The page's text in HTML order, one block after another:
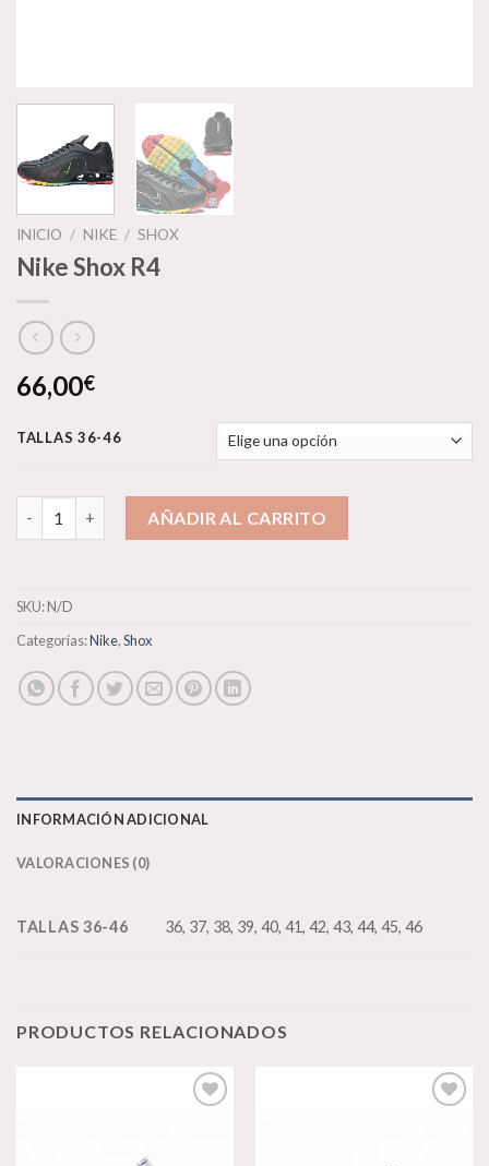
INICIO / NIKE / SHOX
Nike Shox R4
66,00€
TALLAS 36-46
Nike Shox R4 cantidadAÑADIR AL CARRITO
SKU:N/D
Categorías:Nike,Shox
INFORMACIÓN ADICIONAL
VALORACIONES (0)
TALLAS 36-46 36, 37, 38, 39, 40, 41, 42, 43, 44, 45, 46
PRODUCTOS RELACIONADOS